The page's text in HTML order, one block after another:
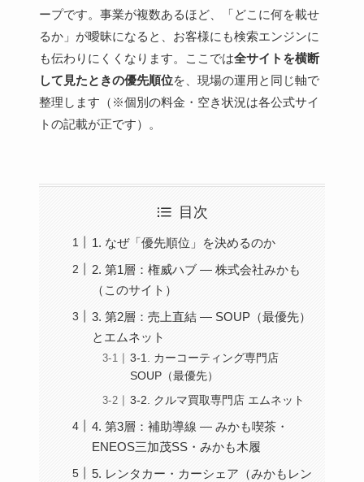
ープです。事業が複数あるほど、「どこに何を載せ
るか」が曖昧になると、お客様にも検索エンジンに
も伝わりにくくなります。ここでは全サイトを横断
して見たときの優先順位を、現場の運用と同じ軸で
整理します（※個別の料金・空き状況は各公式サイ
トの記載が正です）。
目次
1. なぜ「優先順位」を決めるのか
2. 第1層：権威ハブ — 株式会社みかも
（このサイト）
3. 第2層：売上直結 — SOUP（最優先）
とエムネット
3-1. カーコーティング専門店
SOUP（最優先）
3-2. クルマ買取専門店 エムネット
4. 第3層：補助導線 — みかも喫茶・
ENEOS三加茂SS・みかも木履
5. レンタカー・カーシェア（みかもレン